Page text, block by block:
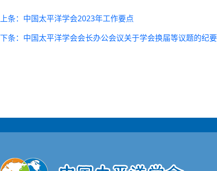
上条：中国太平洋学会2023年工作要点
下条：中国太平洋学会会长办公会议关于学会换届等议题的纪